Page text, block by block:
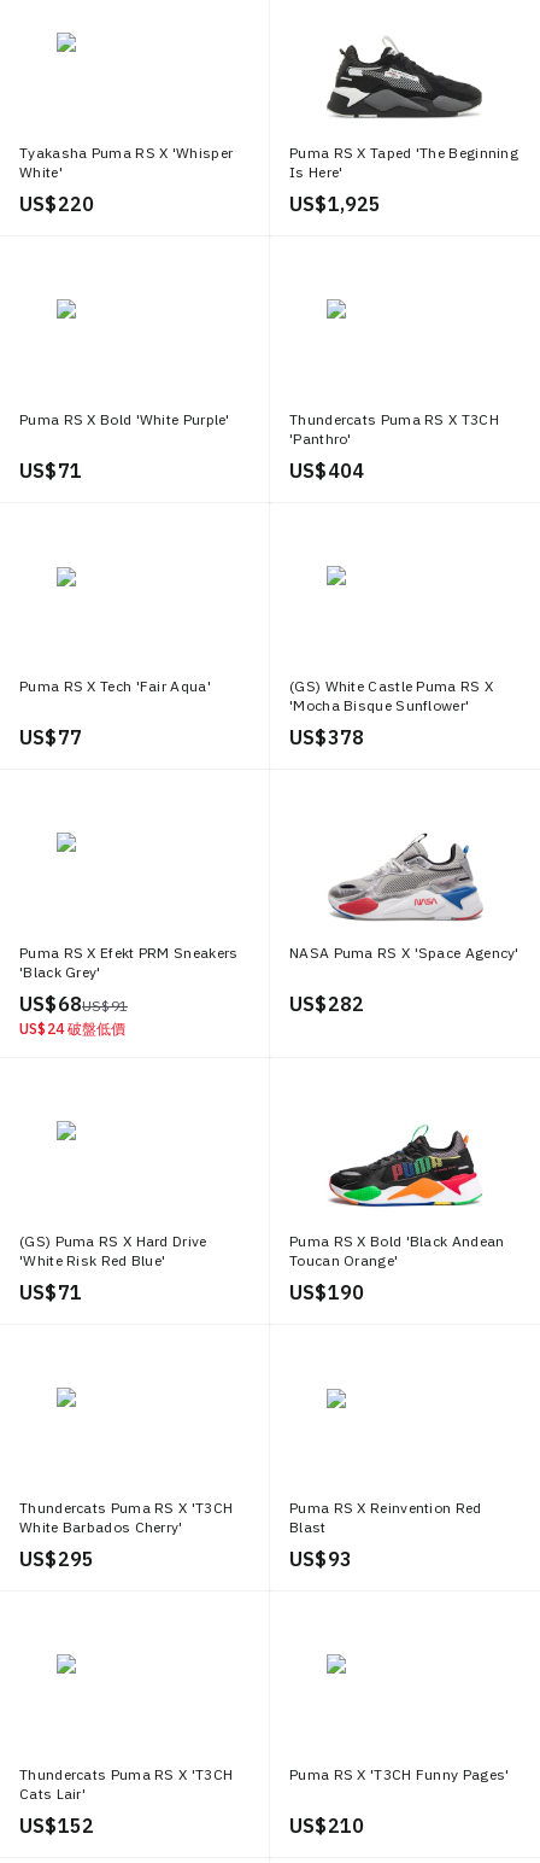
Tyakasha Puma RS X 'Whisper
White'
US$ 220
Puma RS X Taped 'The Beginning
Is Here'
US$ 1,925
Puma RS X Bold 'White Purple'
US$ 71
Thundercats Puma RS X T3CH
'Panthro'
US$ 404
Puma RS X Tech 'Fair Aqua'
US$ 77
(GS) White Castle Puma RS X
'Mocha Bisque Sunflower'
US$ 378
Puma RS X Efekt PRM Sneakers
'Black Grey'
US$ 68US$ 91
US$ 24 破盤低價
NASA Puma RS X 'Space Agency'
US$ 282
(GS) Puma RS X Hard Drive
'White Risk Red Blue'
US$ 71
Puma RS X Bold 'Black Andean
Toucan Orange'
US$ 190
Thundercats Puma RS X 'T3CH
White Barbados Cherry'
US$ 295
Puma RS X Reinvention Red
Blast
US$ 93
Thundercats Puma RS X 'T3CH
Cats Lair'
US$ 152
Puma RS X 'T3CH Funny Pages'
US$ 210